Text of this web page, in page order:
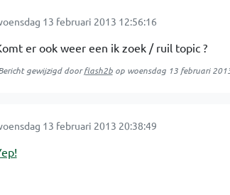
13 februari 2013 12:56:16
er ook weer een ik zoek / ruil topic ?
gewijzigd doorflash2bop woensdag 13 februari
13 februari 2013 20:38:49